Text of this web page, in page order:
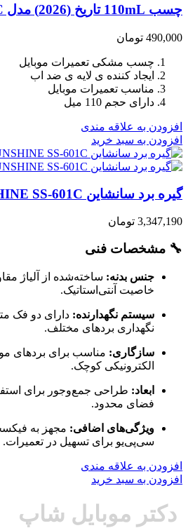
چسب 110mL تاریخ (2026) مدل T7000 MECHANIC
490,000 تومان
چسب مشکی تعمیرات موبایل
ایجاد کننده ی لایه ی ضد اب
مناسب تعمیرات موبایل
دارای حجم 110 میل
افزودن به علاقه مندی
افزودن به سبد خرید
گیره برد سانشاین SUNSHINE SS-601C
3,347,190 تومان
🔧 مشخصات فنی
جنس بدنه: ساخته‌شده از آلیاژ
خاصیت آنتی‌استاتیک.
سیستم نگهدارنده: دارای دو فک
نگهداری بردهای مختلف.
سازگاری: مناسب برای بردهای
الکترونیکی کوچک.
ابعاد: طراحی جمع‌وجور برای
فضای محدود.
ویژگی‌های اضافی: مجهز به
سی‌پی‌یو برای تسهیل در تعمیرات.
افزودن به علاقه مندی
افزودن به سبد خرید
دکتر موبایل شاپ